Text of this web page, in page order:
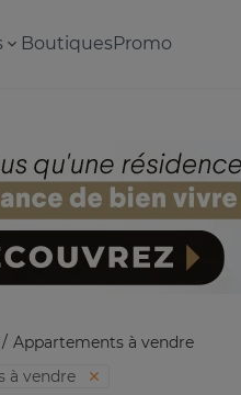
BoutiquesPromo
Appartements à vendre
à vendre